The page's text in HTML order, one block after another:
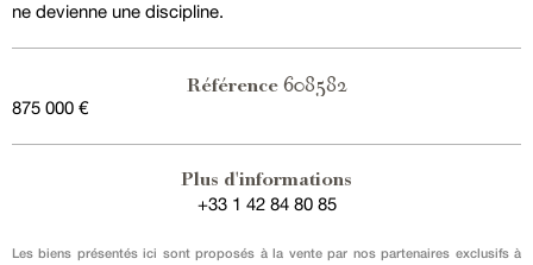
ne devienne une discipline.
Référence 608582
875 000 €
Plus d'informations
+33 1 42 84 80 85
Les biens présentés ici sont proposés à la vente par nos partenaires exclusifs à